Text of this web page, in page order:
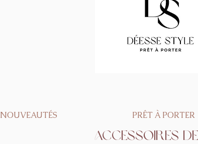
NOUVEAUTÉS PRÊT À PORTER
ACCESSOIRES